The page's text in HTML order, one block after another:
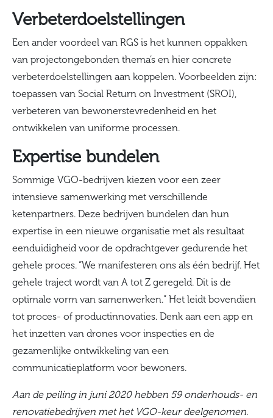
Verbeterdoelstellingen
Een ander voordeel van RGS is het kunnen oppakken
van projectongebonden thema’s en hier concrete
verbeterdoelstellingen aan koppelen. Voorbeelden zijn:
toepassen van Social Return on Investment (SROI),
verbeteren van bewonerstevredenheid en het
ontwikkelen van uniforme processen.
Expertise bundelen
Sommige VGO-bedrijven kiezen voor een zeer
intensieve samenwerking met verschillende
ketenpartners. Deze bedrijven bundelen dan hun
expertise in een nieuwe organisatie met als resultaat
eenduidigheid voor de opdrachtgever gedurende het
gehele proces. “We manifesteren ons als één bedrijf. Het
gehele traject wordt van A tot Z geregeld. Dit is de
optimale vorm van samenwerken.” Het leidt bovendien
tot proces- of productinnovaties. Denk aan een app en
het inzetten van drones voor inspecties en de
gezamenlijke ontwikkeling van een
communicatieplatform voor bewoners.
Aan de peiling in juni 2020 hebben 59 onderhouds- en
renovatiebedrijven met het VGO-keur deelgenomen.